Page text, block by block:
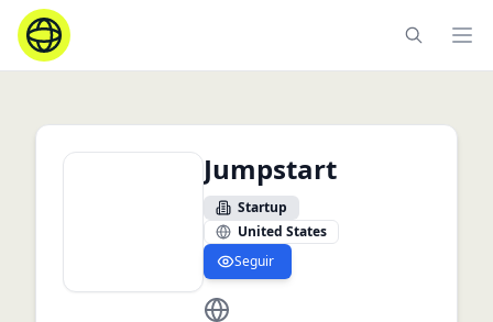
Jumpstart
Startup
United States
Seguir
https://www.gojumpstart.com